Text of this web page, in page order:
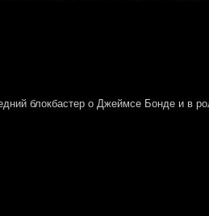
блокбастер о Джеймсе Бонде и в